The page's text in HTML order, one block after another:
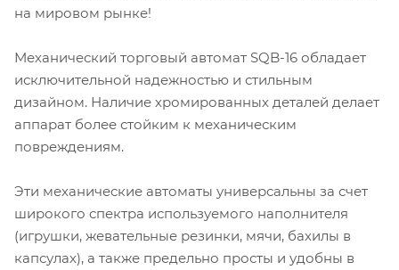
на мировом рынке!
Механический торговый автомат SQB-16 обладает
исключительной надежностью и стильным
дизайном. Наличие хромированных деталей делает
аппарат более стойким к механическим
повреждениям.
Эти механические автоматы универсальны за счет
широкого спектра используемого наполнителя
(игрушки, жевательные резинки, мячи, бахилы в
капсулах), а также предельно просты и удобны в